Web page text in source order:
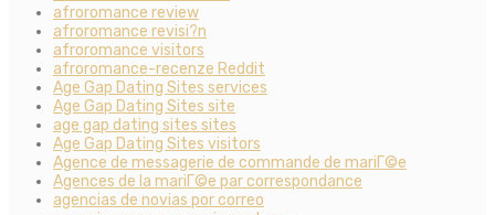
afroromance review
afroromance revisi?n
afroromance visitors
afroromance-recenze Reddit
Age Gap Dating Sites services
Age Gap Dating Sites site
age gap dating sites sites
Age Gap Dating Sites visitors
Agence de messagerie de commande de mariГ©e
Agences de la mariГ©e par correspondance
agencias de novias por correo